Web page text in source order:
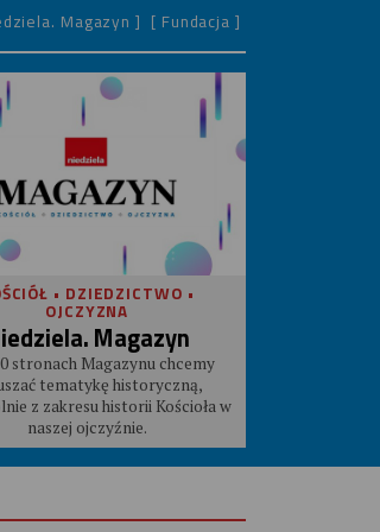
Magazyn ] [ Fundacja ]
• DZIEDZICTWO •
OJCZYZNA
Magazyn
stronach Magazynu chcemy
tematykę historyczną,
z zakresu historii Kościoła w
naszej ojczyźnie.